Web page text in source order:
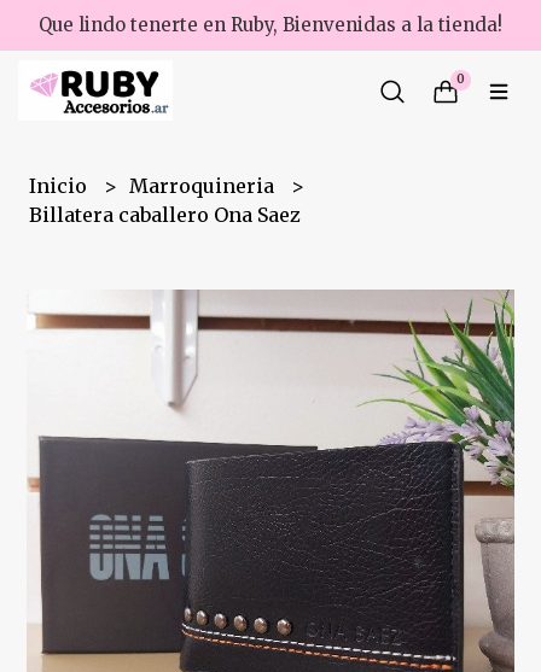
Que lindo tenerte en Ruby, Bienvenidas a la tienda!
0
Inicio
Marroquineria
Billatera caballero Ona Saez